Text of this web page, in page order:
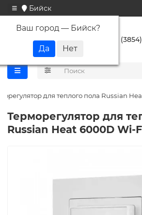
Бийск
Ваш город — Бийск?
+7
для теплого пола Russian
Терморегулятор для
Russian Heat 6000D Wi-